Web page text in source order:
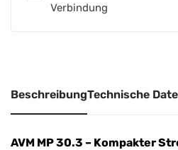
e
:
Verbindung
BeschreibungTechnische
AVM MP 30.3 – Kompakter